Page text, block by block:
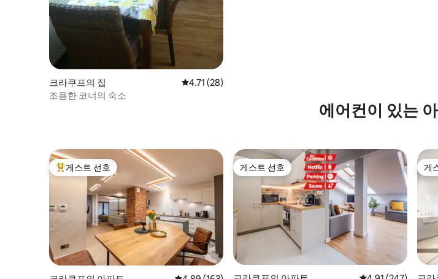
크라쿠프의 집 평점 4.71점(5점 만점), 후기 28개
4.71 (28)
조용한 코너의 숙소
에어컨이 있는
상위 게스트 선호
게스트 선호 게스트 선호
게스트 선호 게
게